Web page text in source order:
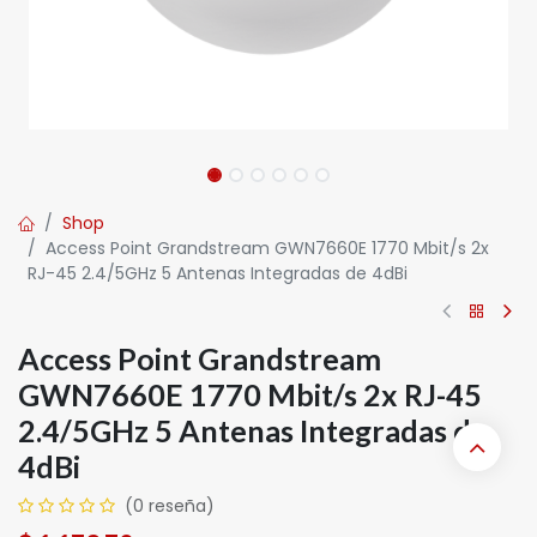
Shop
Access Point Grandstream GWN7660E 1770 Mbit/s 2x
RJ-45 2.4/5GHz 5 Antenas Integradas de 4dBi
Access Point Grandstream
GWN7660E 1770 Mbit/s 2x RJ-45
2.4/5GHz 5 Antenas Integradas de
4dBi
(0 reseña)